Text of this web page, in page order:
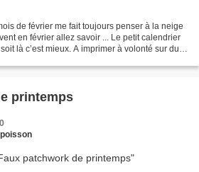
de février me fait toujours penser à la neige
en février allez savoir ... Le petit calendrier
là c’est mieux. A imprimer à volonté sur du
printemps